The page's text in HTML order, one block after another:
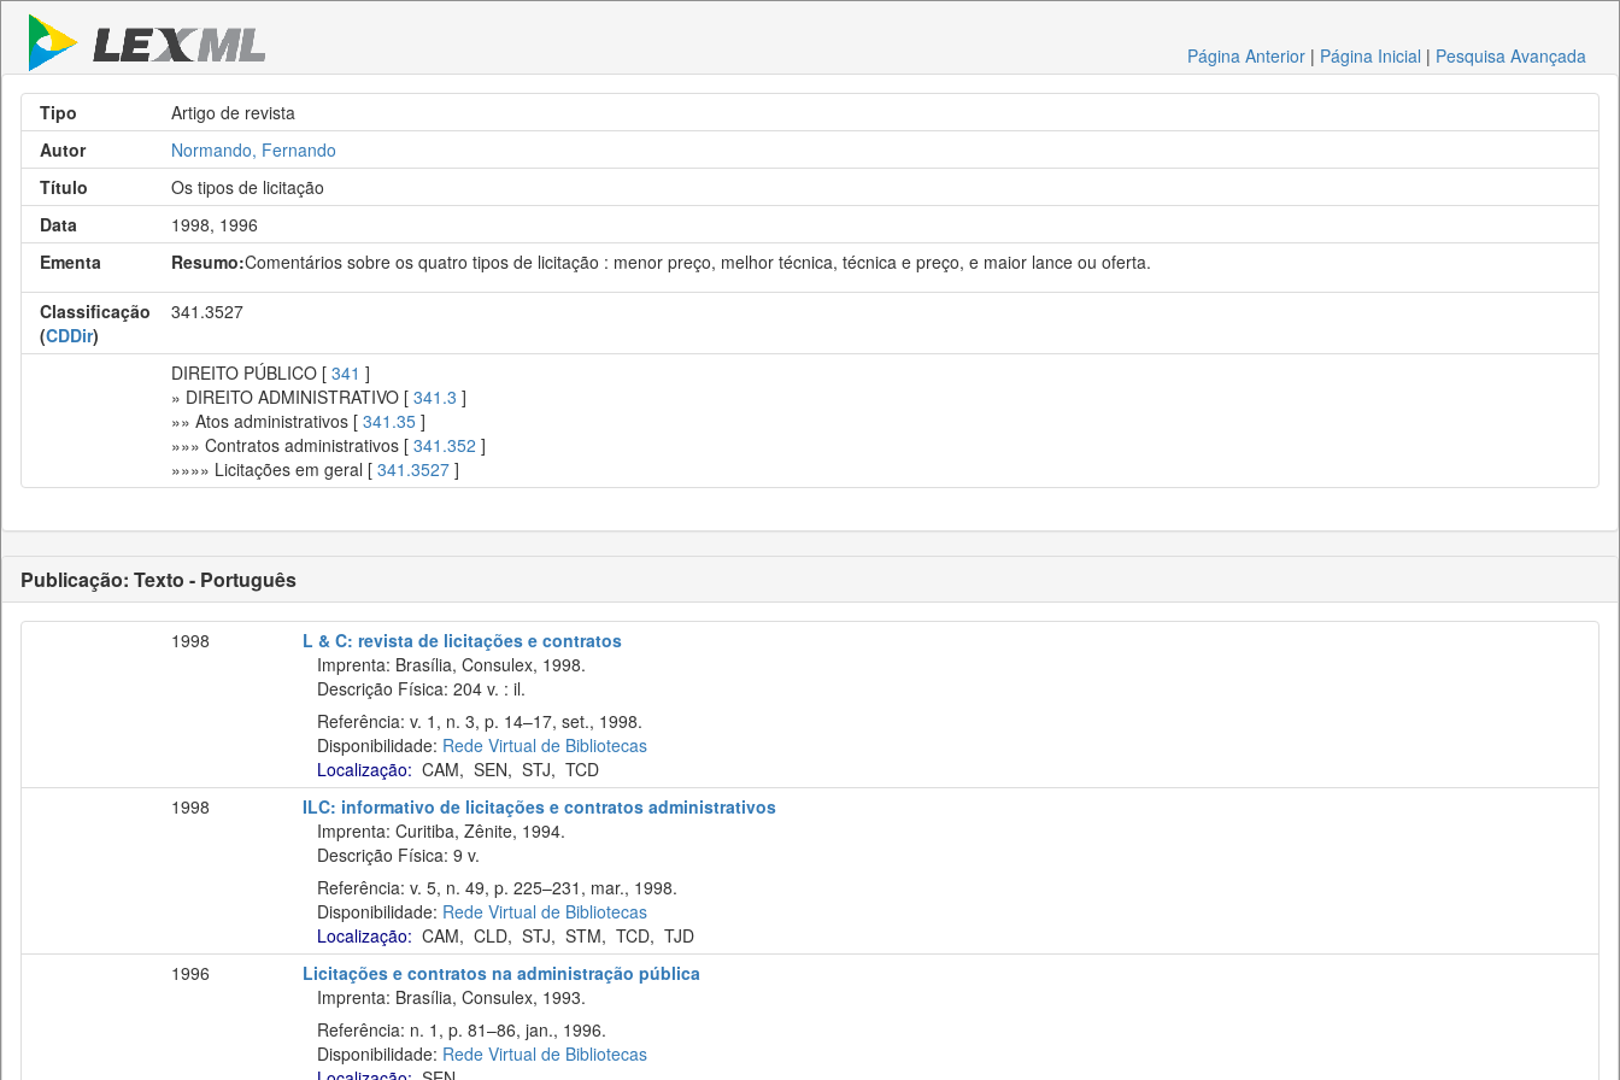
Página Anterior | Página Inicial | Pesquisa Avançada
Tipo
Artigo de revista
Autor
Normando, Fernando
Título
Os tipos de licitação
Data
1998, 1996
Ementa
Resumo:Comentários sobre os quatro tipos de licitação : menor preço, melhor técnica, técnica e preço, e maior lance ou oferta.
Classificação
(CDDir)
341.3527
DIREITO PÚBLICO [ 341 ]
» DIREITO ADMINISTRATIVO [ 341.3 ]
»» Atos administrativos [ 341.35 ]
»»» Contratos administrativos [ 341.352 ]
»»»» Licitações em geral [ 341.3527 ]
Publicação: Texto - Português
1998
L & C: revista de licitações e contratos
Imprenta: Brasília, Consulex, 1998.
Descrição Física: 204 v. : il.
Referência: v. 1, n. 3, p. 14–17, set., 1998.
Disponibilidade: Rede Virtual de Bibliotecas
Localização: CAM, SEN, STJ, TCD
1998
ILC: informativo de licitações e contratos administrativos
Imprenta: Curitiba, Zênite, 1994.
Descrição Física: 9 v.
Referência: v. 5, n. 49, p. 225–231, mar., 1998.
Disponibilidade: Rede Virtual de Bibliotecas
Localização: CAM, CLD, STJ, STM, TCD, TJD
1996
Licitações e contratos na administração pública
Imprenta: Brasília, Consulex, 1993.
Referência: n. 1, p. 81–86, jan., 1996.
Disponibilidade: Rede Virtual de Bibliotecas